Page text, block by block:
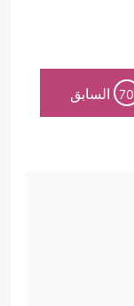
70 السابق